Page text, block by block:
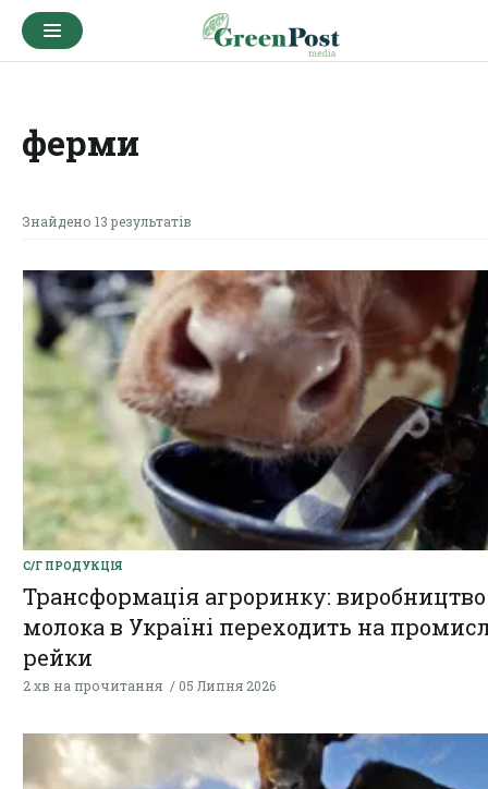
ферми
Знайдено 13 результатів
С/Г ПРОДУКЦІЯ
Трансформація агроринку: виробництво
молока в Україні переходить на
рейки
2 хв на прочитання 05 Липня 2026